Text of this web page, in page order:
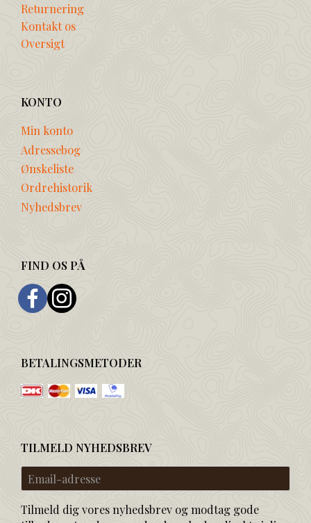
Returnering
Kontakt os
Oversigt
KONTO
Min konto
Adressebog
Ønskeliste
Ordrehistorik
Nyhedsbrev
FIND OS PÅ
BETALINGSMETODER
TILMELD NYHEDSBREV
Email-
adresse
Tilmeld dig vores nyhedsbrev og modtag gode